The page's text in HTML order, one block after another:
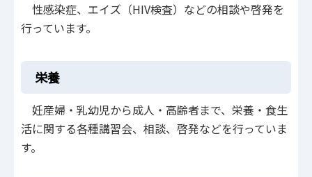
性感染症、エイズ（HIV検査）などの相談や啓発を
行っています。
栄養
妊産婦・乳幼児から成人・高齢者まで、栄養・食生
活に関する各種講習会、相談、啓発などを行っていま
す。